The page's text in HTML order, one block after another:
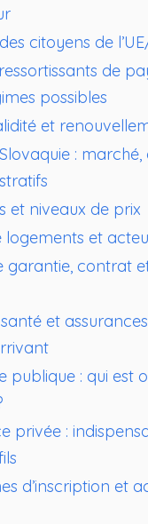
citoyens de
de
possibles
et
:
et niveaux de prix
logements et
garantie, contrat
et assurances
publique : qui est
privée :
d’inscription et